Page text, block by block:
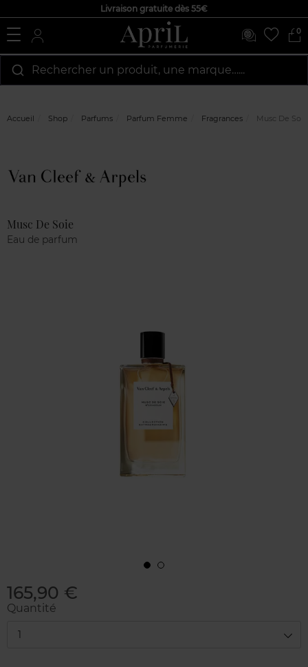
Livraison gratuite dès 55€
0
Rechercher un produit, une marque…...
Accueil Shop Parfums Parfum Femme Fragrances Musc De Soie
Musc De Soie
Eau de parfum
165,90 €
Quantité
1